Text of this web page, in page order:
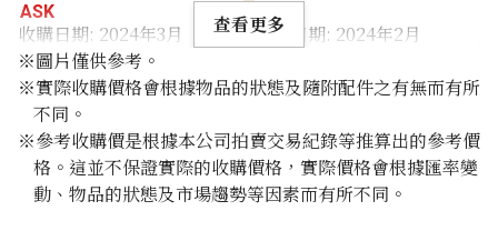
ASK
收購日期: 2024年3月
ASK
收購日期: 2024年2月
查看更多
※圖片僅供參考。
※實際收購價格會根據物品的狀態及隨附配件之有無而有所
不同。
※參考收購價是根據本公司拍賣交易紀錄等推算出的參考價
格。這並不保證實際的收購價格，實際價格會根據匯率變
動、物品的狀態及市場趨勢等因素而有所不同。